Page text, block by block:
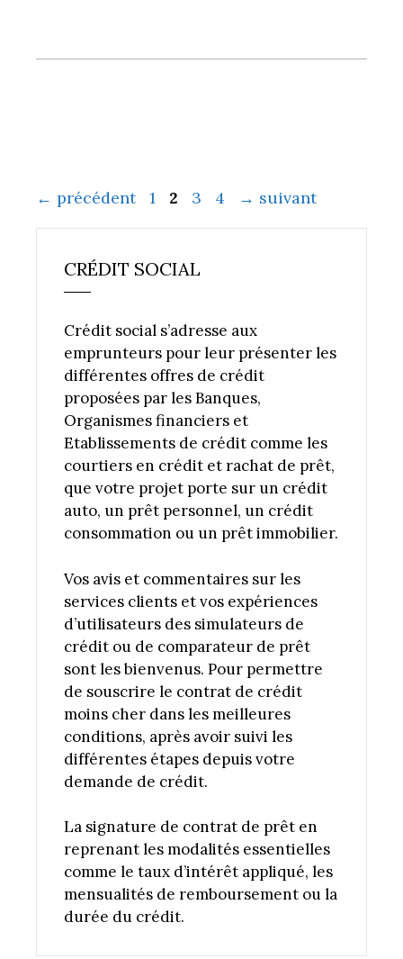
← précédent Page
1 Page
2 Page
3 Page
4 → suivant
CRÉDIT SOCIAL
Crédit social s’adresse aux
emprunteurs pour leur présenter les
différentes offres de crédit
proposées par les Banques,
Organismes financiers et
Etablissements de crédit comme les
courtiers en crédit et rachat de prêt,
que votre projet porte sur un crédit
auto, un prêt personnel, un crédit
consommation ou un prêt immobilier.
Vos avis et commentaires sur les
services clients et vos expériences
d’utilisateurs des simulateurs de
crédit ou de comparateur de prêt
sont les bienvenus. Pour permettre
de souscrire le contrat de crédit
moins cher dans les meilleures
conditions, après avoir suivi les
différentes étapes depuis votre
demande de crédit.
La signature de contrat de prêt en
reprenant les modalités essentielles
comme le taux d’intérêt appliqué, les
mensualités de remboursement ou la
durée du crédit.